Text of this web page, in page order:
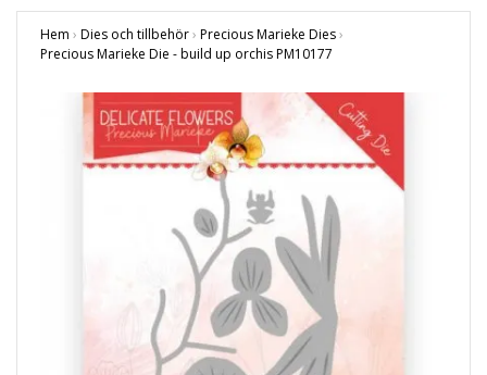
Hem › Dies och tillbehör› Precious Marieke Dies›
Precious Marieke Die - build up orchis PM10177